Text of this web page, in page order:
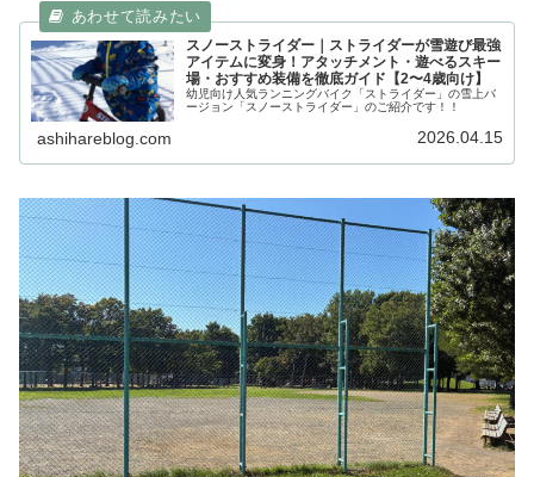
スノーストライダー｜ストライダーが雪遊び最強
アイテムに変身！アタッチメント・遊べるスキー
場・おすすめ装備を徹底ガイド【2〜4歳向け】
幼児向け人気ランニングバイク「ストライダー」の雪上バ
ージョン「スノーストライダー」のご紹介です！！
ashihareblog.com 2026.04.15